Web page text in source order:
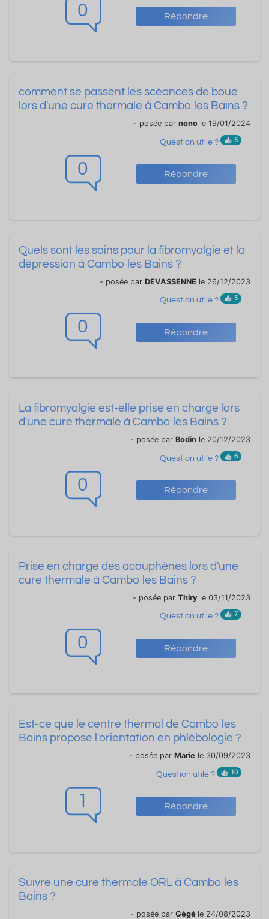
0 Répondre
0 Répondre
comment se passent les scéances de boue
lors d'une cure thermale à Cambo les Bains ?
- posée par nono le 19/01/2024
Question utile ? 5
0 Répondre
Quels sont les soins pour la fibromyalgie et la
dépression à Cambo les Bains ?
- posée par DEVASSENNE le 26/12/2023
Question utile ? 5
0 Répondre
La fibromyalgie est-elle prise en charge lors
d'une cure thermale à Cambo les Bains ?
- posée par Bodin le 20/12/2023
Question utile ? 6
0 Répondre
Prise en charge des acouphènes lors d'une
cure thermale à Cambo les Bains ?
- posée par Thiry le 03/11/2023
Question utile ? 7
1 Répondre
Est-ce que le centre thermal de Cambo les
Bains propose l'orientation en phlébologie ?
- posée par Marie le 30/09/2023
Question utile ? 10
Suivre une cure thermale ORL à Cambo les
Bains ?
- posée par Gégé le 24/08/2023